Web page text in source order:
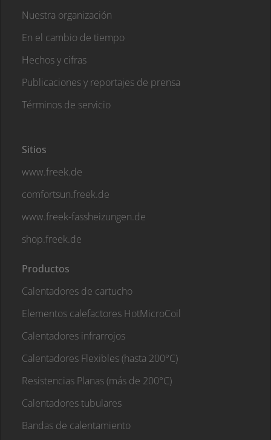
Nuestra organización
En el cambio de tiempo
Hechos y cifras
Publicaciones y reportajes de prensa
Términos de servicio
Sitios
www.freek.de
comfortsun.freek.de
www.freek-fassheizungen.de
shop.freek.de
Productos
Calentadores de cartucho
Elementos calefactores HotMicroCoil
Calentadores infrarrojos
Calentadores Flexibles (hasta 200°C)
Resistencias Planas (más de 200°C)
Calentadores tubulares
Bandas de calentamiento